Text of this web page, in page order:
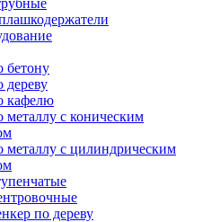
бетону
дереву
кафелю
металлу с коническим
металлу с цилиндрическим
по дереву